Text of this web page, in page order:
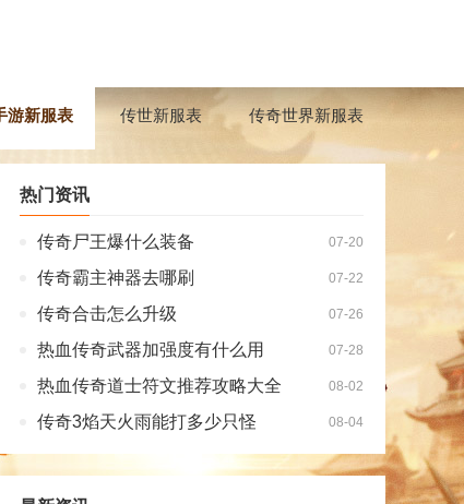
游新服表 传世新服表 传奇世界新服表
热门资讯
传奇尸王爆什么装备 07-20
传奇霸主神器去哪刷 07-22
传奇合击怎么升级 07-26
热血传奇武器加强度有什么用 07-28
热血传奇道士符文推荐攻略大全 08-02
传奇3焰天火雨能打多少只怪 08-04